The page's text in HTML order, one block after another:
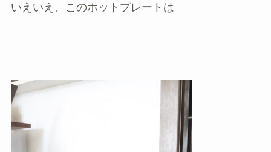
いえいえ、このホットプレートは